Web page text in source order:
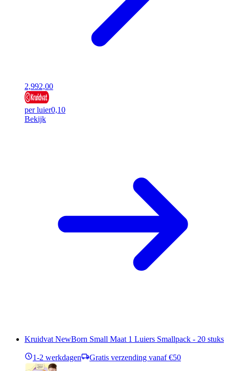
2,992,00
per luier0,10
Bekijk
Kruidvat NewBorn Small Maat 1 Luiers Smallpack - 20 stuks
1-2 werkdagen Gratis verzending vanaf €50